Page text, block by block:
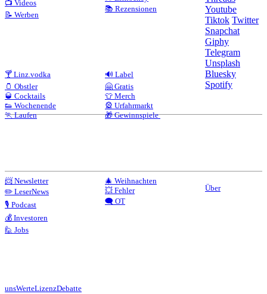
📺 Videos
📝 Werben
📚 Rezensionen
🍸 Linz.vodka
🫙 Obstler
🥃 Cocktails
👟 Wochenende
🏃 Laufen
🔊 Label
🤗 Gratis
👕 Merch
🎡 Urfahrmarkt
🎁 Gewinnspiele
📨 Newsletter
✏️ LeserNews
🎙️ Podcast
💰 Investoren
🙋 Jobs
🎄 Weihnachten
💥 Fehler
🗨️ OT
Youtube
Tiktok Twitter
Snapchat
Giphy
Telegram
Unsplash
Bluesky
Spotify
Über
unsWerteLizenzDebatte